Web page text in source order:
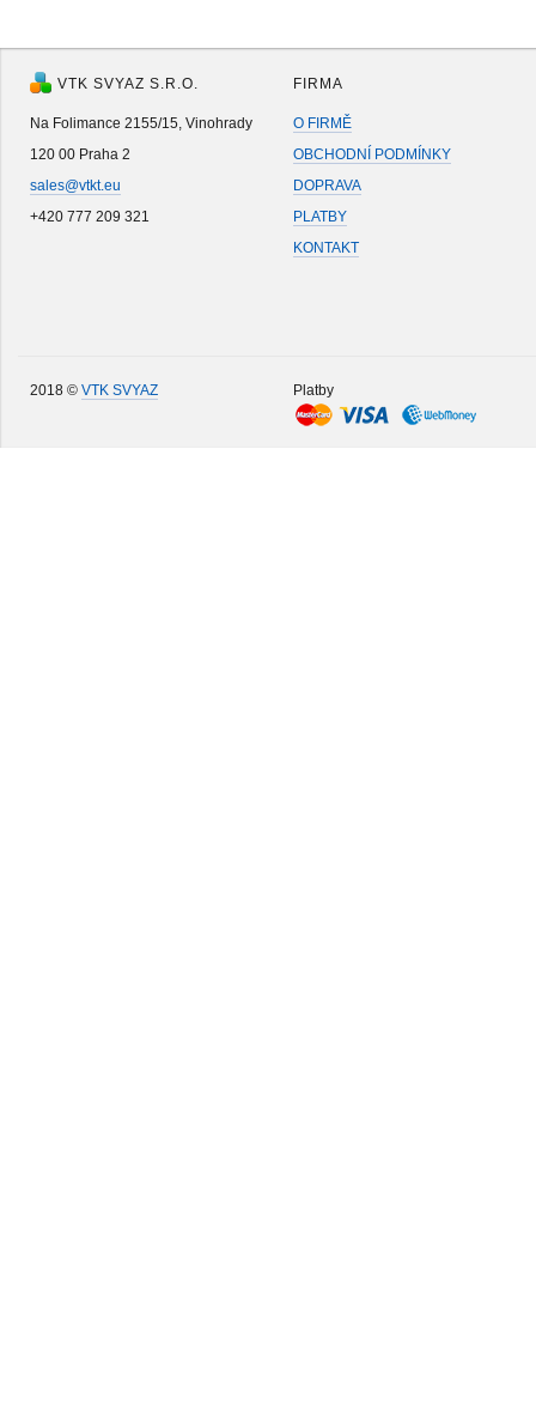
VTK SVYAZ S.R.O.
Na Folimance 2155/15, Vinohrady
120 00 Praha 2
sales@vtkt.eu
+420 777 209 321
FIRMA
O FIRMĚ
OBCHODNÍ PODMÍNKY
DOPRAVA
PLATBY
KONTAKT
2018 © VTK SVYAZ Platby